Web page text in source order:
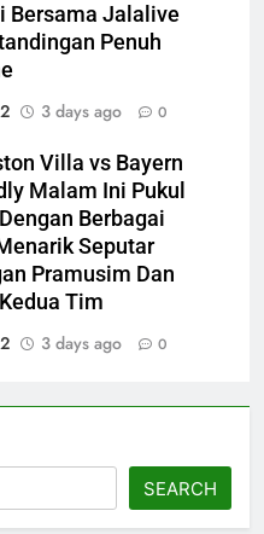
Bersama Jalalive
Penuh
3 days ago 0
Villa vs Bayern
Malam Ini Pukul
Berbagai
Seputar
Pramusim Dan
Tim
3 days ago 0
SEARCH